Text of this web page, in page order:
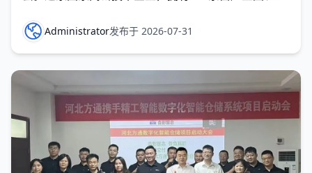
电感，销售网络遍布全球。伴随产能持续扩张，仓储瓶
颈凸显。覆盖6000㎡仓库、支撑多基地协同的WMS项
Administrator发布于 2026-07-31